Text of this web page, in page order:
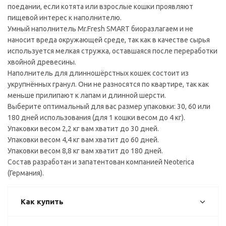
поедании, если котята или взрослые кошки проявляют
пищевой интерес к наполнителю.
Умный наполнитель Mr.Fresh SMART биоразлагаем и не
наносит вреда окружающей среде, так как в качестве сырья
используется мелкая стружка, оставшаяся после переработки
хвойной древесины.
Наполнитель для длинношёрстных кошек состоит из
укрупнённых гранул. Они не разносятся по квартире, так как
меньше прилипают к лапам и длинной шерсти.
Выберите оптимальный для вас размер упаковки: 30, 60 или
180 дней использования (для 1 кошки весом до 4 кг).
Упаковки весом 2,2 кг вам хватит до 30 дней.
Упаковки весом 4,4 кг вам хватит до 60 дней.
Упаковки весом 8,8 кг вам хватит до 180 дней.
Состав разработан и запатентован компанией Neoterica
(Германия).
Как купить